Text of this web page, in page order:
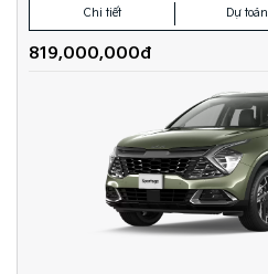
Chi tiết Dự toán
819,000,000đ